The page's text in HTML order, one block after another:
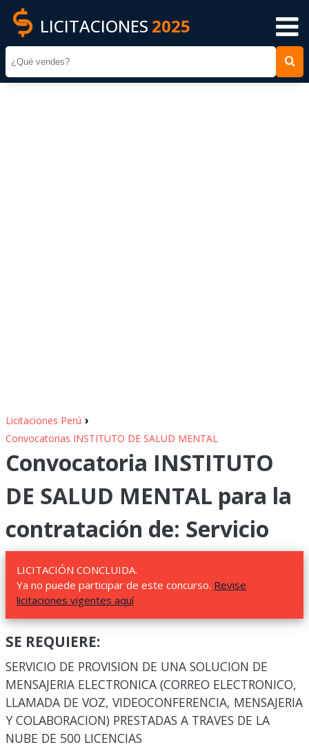
LICITACIONES 2025
Licitaciones Perú ›
Convocatorias INSTITUTO DE SALUD MENTAL
Convocatoria INSTITUTO
DE SALUD MENTAL para la
contratación de: Servicio
LICITACIÓN CONCLUIDA.
Ya no puede participar de este concurso. Revise
licitaciones vigentes aquí
SE REQUIERE:
SERVICIO DE PROVISION DE UNA SOLUCION DE
MENSAJERIA ELECTRONICA (CORREO ELECTRONICO,
LLAMADA DE VOZ, VIDEOCONFERENCIA, MENSAJERIA
Y COLABORACION) PRESTADAS A TRAVES DE LA
NUBE DE 500 LICENCIAS